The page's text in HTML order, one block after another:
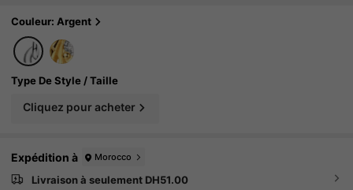
pour les amateurs d'abeilles et les anniversaires.
Couleur: Argent
Type De Style / Taille
Cliquez pour acheter
Expédition à Morocco
Livraison à seulement DH51.00